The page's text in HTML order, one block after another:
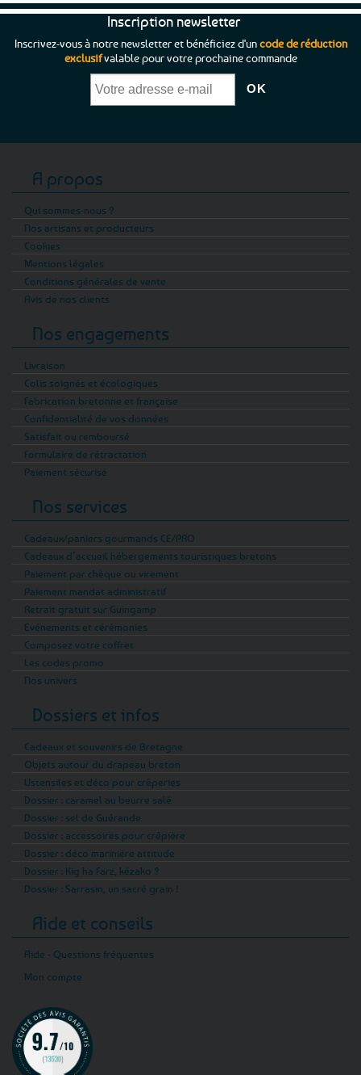
Inscription newsletter
Inscrivez-vous à notre newsletter et bénéficiez d'uncode de réduction
exclusifvalable pour votre prochaine commande
A propos
Qui sommes-nous ?
Nos artisans et producteurs
Cookies
Mentions légales
Conditions générales de vente
Avis de nos clients
Nos engagements
Livraison
Colis soignés et écologiques
Fabrication bretonne et française
Confidentialité de vos données
Satisfait ou remboursé
Formulaire de rétractation
Paiement sécurisé
Nos services
Cadeaux/paniers gourmands CE/PRO
Cadeaux d’accueil hébergements touristiques bretons
Paiement par chèque ou virement
Paiement mandat administratif
Retrait gratuit sur Guingamp
Evénements et cérémonies
Composez votre coffret
Les codes promo
Nos univers
Dossiers et infos
Cadeaux et souvenirs de Bretagne
Objets autour du drapeau breton
Ustensiles et déco pour crêperies
Dossier : caramel au beurre salé
Dossier : sel de Guérande
Dossier : accessoires pour crêpière
Dossier : déco marinière attitude
Dossier : Kig ha Farz, kézako ?
Dossier : Sarrasin, un sacré grain !
Aide et conseils
Aide - Questions fréquentes
Mon compte